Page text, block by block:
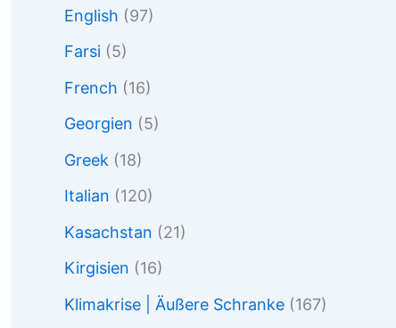
English (97)
Farsi (5)
French (16)
Georgien (5)
Greek (18)
Italian (120)
Kasachstan (21)
Kirgisien (16)
Klimakrise | Äußere Schranke (167)